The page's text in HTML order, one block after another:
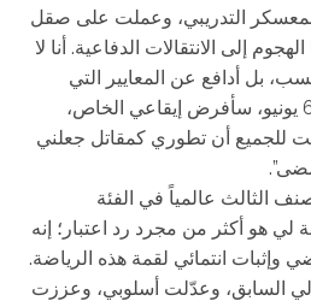
التدريبي، وعملت على صقل
إلى الانتقالات الدفاعية. أنا لا
بل أدافع عن المعايير التي
وضعتها في هذه الفئة. في 6 يونيو، سأفرض إيقاعي الخاص،
للجميع أن تطوري كمقاتل جعلني
الثالث عالمياً في الفئة
لي هو أكثر من مجرد رد اعتبار؛ إنه
انتمائي لقمة هذه الرياضة.
السابق، وعدّلت أسلوبي، وعززت